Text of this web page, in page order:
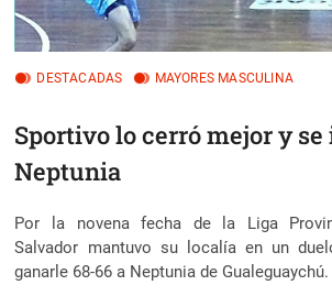
DESTACADAS MAYORES MASCULINA
Sportivo lo cerró mejor y se
Neptunia
Por la novena fecha de la Liga
Salvador mantuvo su localía en un
ganarle 68-66 a Neptunia de Gualeguaychú.